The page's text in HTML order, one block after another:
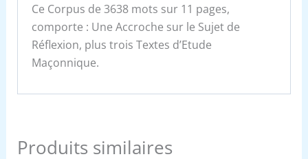
Ce Corpus de 3638 mots sur 11 pages,
comporte : Une Accroche sur le Sujet de
Réflexion, plus trois Textes d’Etude
Maçonnique.
Produits similaires